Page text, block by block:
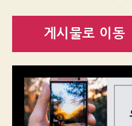
게시물로 이동